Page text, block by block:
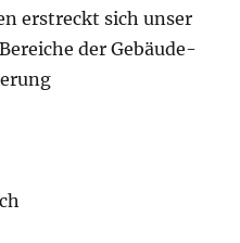
erstreckt sich unser
der Gebäude-